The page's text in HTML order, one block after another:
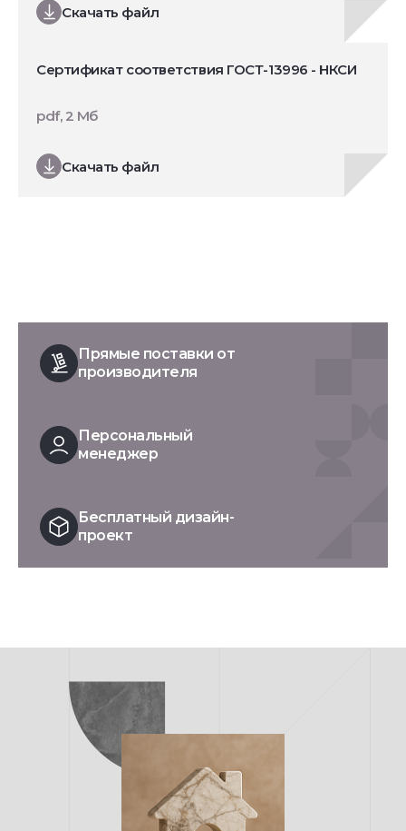
Скачать файл
Сертификат соответствия ГОСТ-13996 - НКСИ
Скачать файл
pdf, 2 Мб
Прямые поставки от
производителя
Персональный
менеджер
Бесплатный дизайн-
проект